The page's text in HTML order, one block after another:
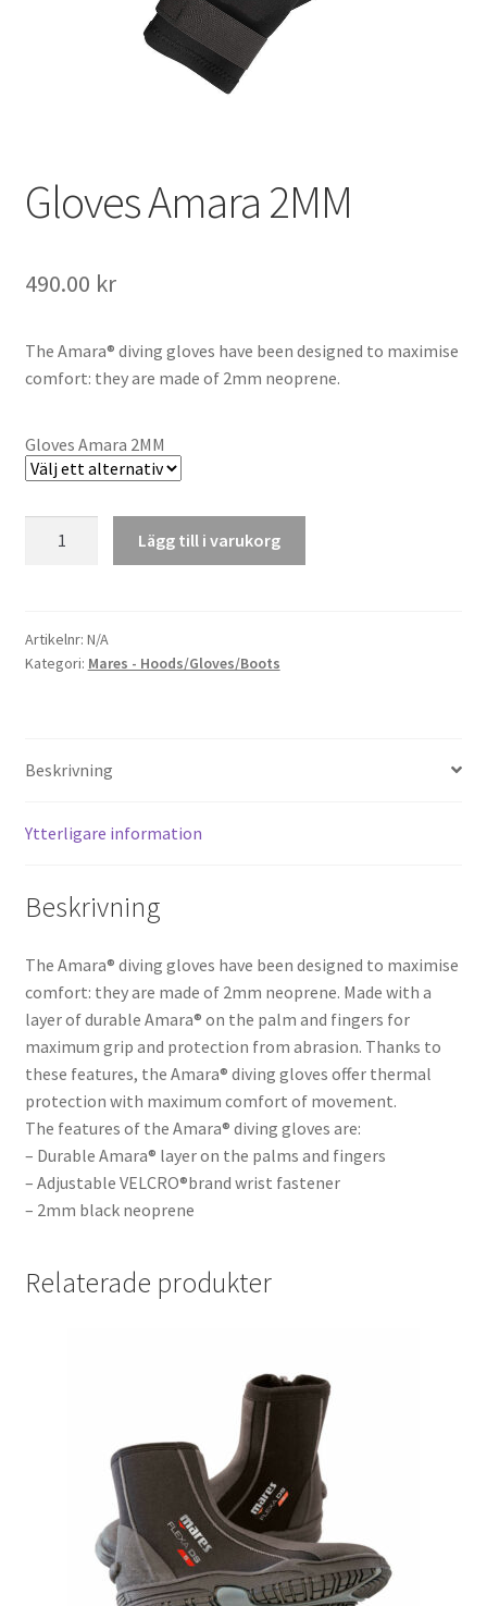
Gloves Amara 2MM
490.00 kr
The Amara® diving gloves have been designed to maximise
comfort: they are made of 2mm neoprene.
Gloves Amara 2MM
Lägg till i varukorg
Artikelnr: N/A
Kategori: Mares - Hoods/Gloves/Boots
Beskrivning
Ytterligare information
Beskrivning
The Amara® diving gloves have been designed to maximise
comfort: they are made of 2mm neoprene. Made with a
layer of durable Amara® on the palm and fingers for
maximum grip and protection from abrasion. Thanks to
these features, the Amara® diving gloves offer thermal
protection with maximum comfort of movement.
The features of the Amara® diving gloves are:
– Durable Amara® layer on the palms and fingers
– Adjustable VELCRO®brand wrist fastener
– 2mm black neoprene
Relaterade produkter